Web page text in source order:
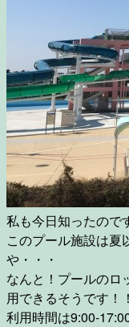
私も今日知ったので
このプール施設は夏
や・・・
なんと！プールのロ
用できるそうです！！
利用時間は9:00-17:00